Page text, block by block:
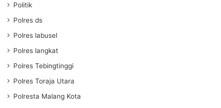
Politik
Polres ds
Polres labusel
Polres langkat
Polres Tebingtinggi
Polres Toraja Utara
Polresta Malang Kota